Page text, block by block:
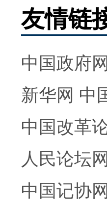
友情链
中国政府网
新华网 中
中国改革
人民论坛网
中国记协网